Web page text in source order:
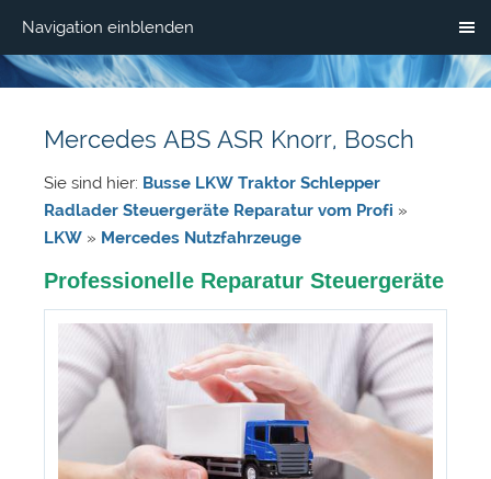
Navigation einblenden
Mercedes ABS ASR Knorr, Bosch
Sie sind hier: Busse LKW Traktor Schlepper
Radlader Steuergeräte Reparatur vom Profi »
LKW » Mercedes Nutzfahrzeuge
Professionelle Reparatur Steuergeräte